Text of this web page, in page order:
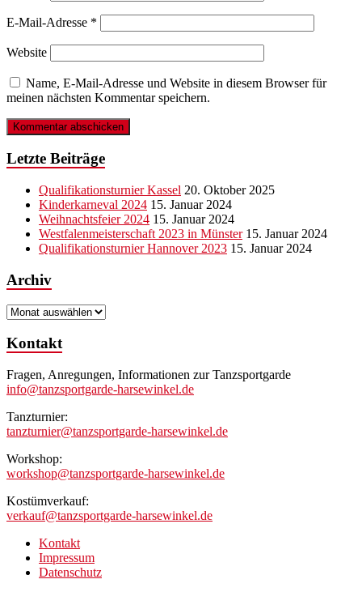
E-Mail-Adresse *
Website
Name, E-Mail-Adresse und Website in diesem Browser für
meinen nächsten Kommentar speichern.
Letzte Beiträge
Qualifikationsturnier Kassel 20. Oktober 2025
Kinderkarneval 2024 15. Januar 2024
Weihnachtsfeier 2024 15. Januar 2024
Westfalenmeisterschaft 2023 in Münster 15. Januar 2024
Qualifikationsturnier Hannover 2023 15. Januar 2024
Archiv
Archiv
Kontakt
Fragen, Anregungen, Informationen zur Tanzsportgarde
info@tanzsportgarde-harsewinkel.de
Tanzturnier:
tanzturnier@tanzsportgarde-harsewinkel.de
Workshop:
workshop@tanzsportgarde-harsewinkel.de
Kostümverkauf:
verkauf@tanzsportgarde-harsewinkel.de
Kontakt
Impressum
Datenschutz